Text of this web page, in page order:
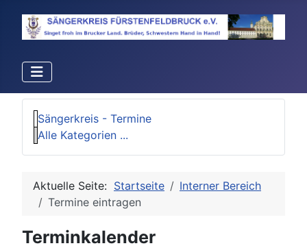
Sängerkreis - Termine
Alle Kategorien ...
Aktuelle Seite: Startseite
Interner Bereich
Termine eintragen
Terminkalender